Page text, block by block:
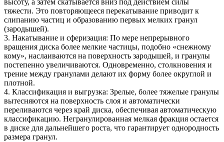
высоту, а затем скатывается вниз под действием силы
тяжести. Это повторяющееся перекатывание приводит к
слипанию частиц и образованию первых мелких гранул
(зародышей).
3. Накатывание и сферизация: По мере непрерывного
вращения диска более мелкие частицы, подобно «снежному
кому», наслаиваются на поверхность зародышей, и гранулы
постепенно увеличиваются. Одновременно, столкновения и
трение между гранулами делают их форму более округлой и
плотной.
4. Классификация и выгрузка: Зрелые, более тяжелые гранулы
вытесняются на поверхность слоя и автоматически
переливаются через край диска, обеспечивая автоматическую
классификацию. Негранулированная мелкая фракция остается
в диске для дальнейшего роста, что гарантирует однородность
размера гранул.